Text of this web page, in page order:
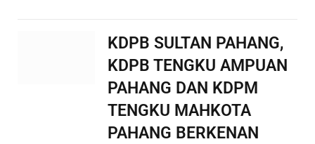
KDPB SULTAN PAHANG,
KDPB TENGKU AMPUAN
PAHANG DAN KDPM
TENGKU MAHKOTA
PAHANG BERKENAN